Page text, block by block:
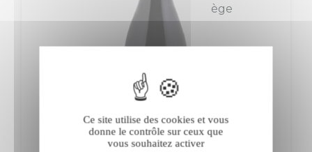
Ce site utilise des cookies et vous
donne le contrôle sur ceux que
vous souhaitez activer